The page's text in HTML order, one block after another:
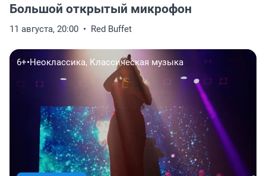
Большой открытый микрофон
11 августа, 20:00 Red Buffet
6+•Неоклассика, Классическая музыка